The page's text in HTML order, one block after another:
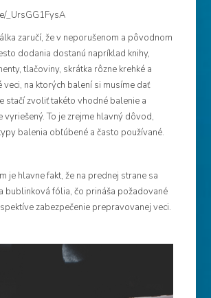
_UrsGG1FysA
zaručí, že v neporušenom a pôvodnom
dodania dostanú napríklad knihy,
tlačoviny, skrátka rôzne krehké a
veci, na ktorých balení si musíme dať
stačí zvoliť takéto vhodné balenie a
vyriešený. To je zrejme hlavný dôvod,
balenia obľúbené a často používané.
je hlavne fakt, že na prednej strane sa
bublinková fólia, čo prináša požadované
zabezpečenie prepravovanej veci.